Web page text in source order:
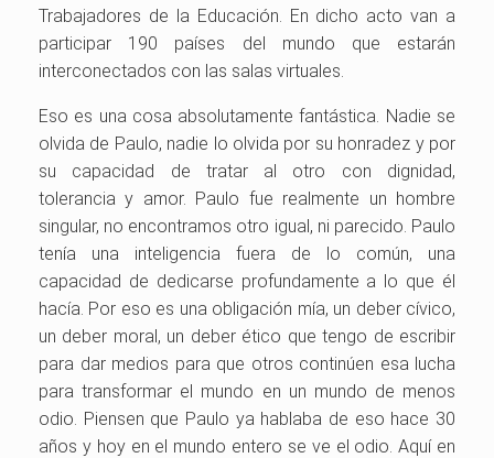
Trabajadores de la Educación. En dicho acto van a
participar 190 países del mundo que estarán
interconectados con las salas virtuales.
Eso es una cosa absolutamente fantástica. Nadie se
olvida de Paulo, nadie lo olvida por su honradez y por
su capacidad de tratar al otro con dignidad,
tolerancia y amor. Paulo fue realmente un hombre
singular, no encontramos otro igual, ni parecido. Paulo
tenía una inteligencia fuera de lo común, una
capacidad de dedicarse profundamente a lo que él
hacía. Por eso es una obligación mía, un deber cívico,
un deber moral, un deber ético que tengo de escribir
para dar medios para que otros continúen esa lucha
para transformar el mundo en un mundo de menos
odio. Piensen que Paulo ya hablaba de eso hace 30
años y hoy en el mundo entero se ve el odio. Aquí en